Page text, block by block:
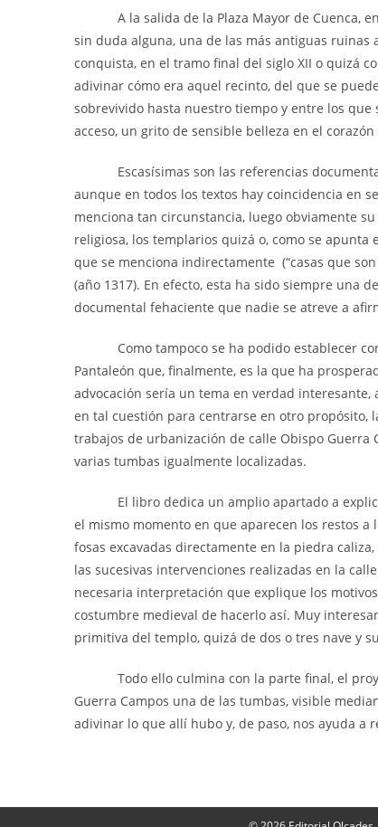
A la salida de la Plaza Mayor de Cuenca, en
sin duda alguna, una de las más antiguas
conquista, en el tramo final del siglo XII o quizá
adivinar cómo era aquel recinto, del que se
sobrevivido hasta nuestro tiempo y entre los
acceso, un grito de sensible belleza en el
Escasísimas son las referencias
aunque en todos los textos hay coincidencia en
menciona tan circunstancia, luego obviamente
religiosa, los templarios quizá o, como se
que se menciona indirectamente (“casas que
(año 1317). En efecto, esta ha sido siempre una
documental fehaciente que nadie se atreve a
Como tampoco se ha podido establecer con
Pantaleón que, finalmente, es la que ha
advocación sería un tema en verdad
en tal cuestión para centrarse en otro propósito,
trabajos de urbanización de calle Obispo Guerra
varias tumbas igualmente localizadas.
El libro dedica un amplio apartado a explicar
el mismo momento en que aparecen los restos
fosas excavadas directamente en la piedra
las sucesivas intervenciones realizadas en la
necesaria interpretación que explique los
costumbre medieval de hacerlo así. Muy
primitiva del templo, quizá de dos o tres nave y
Todo ello culmina con la parte final, el
Guerra Campos una de las tumbas, visible
adivinar lo que allí hubo y, de paso, nos ayuda a